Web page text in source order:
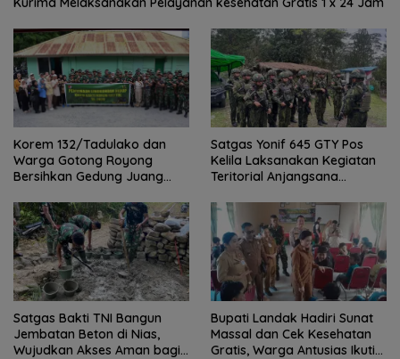
Korem 132/Tadulako dan
Warga Gotong Royong
Bersihkan Gedung Juang
Satgas Yonif 645 GTY Pos
Kelila Laksanakan Kegiatan
Teritorial Anjangsana
Lurah
Satgas Bakti TNI Bangun
Jembatan Beton di Nias,
Wujudkan Akses Aman bagi
Bupati Landak Hadiri Sunat
Massal dan Cek Kesehatan
Gratis, Warga Antusias Ikuti